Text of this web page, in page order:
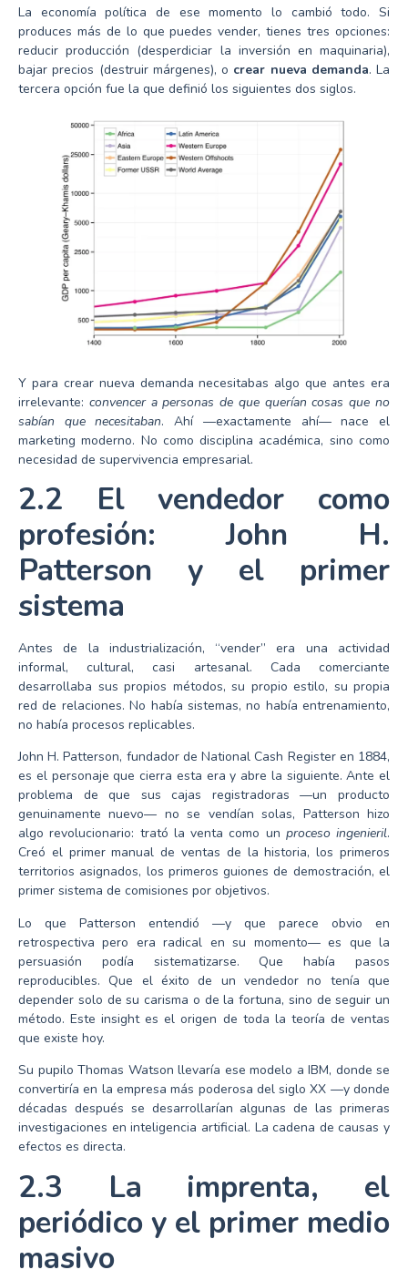
La economía política de ese momento lo cambió todo. Si
produces más de lo que puedes vender, tienes tres opciones:
reducir producción (desperdiciar la inversión en maquinaria),
bajar precios (destruir márgenes), o crear nueva demanda. La
tercera opción fue la que definió los siguientes dos siglos.
Y para crear nueva demanda necesitabas algo que antes era
irrelevante: convencer a personas de que querían cosas que no
sabían que necesitaban. Ahí —exactamente ahí— nace el
marketing moderno. No como disciplina académica, sino como
necesidad de supervivencia empresarial.
2.2 El vendedor como
profesión: John H.
Patterson y el primer
sistema
Antes de la industrialización, “vender” era una actividad
informal, cultural, casi artesanal. Cada comerciante
desarrollaba sus propios métodos, su propio estilo, su propia
red de relaciones. No había sistemas, no había entrenamiento,
no había procesos replicables.
John H. Patterson, fundador de National Cash Register en 1884,
es el personaje que cierra esta era y abre la siguiente. Ante el
problema de que sus cajas registradoras —un producto
genuinamente nuevo— no se vendían solas, Patterson hizo
algo revolucionario: trató la venta como un proceso ingenieril.
Creó el primer manual de ventas de la historia, los primeros
territorios asignados, los primeros guiones de demostración, el
primer sistema de comisiones por objetivos.
Lo que Patterson entendió —y que parece obvio en
retrospectiva pero era radical en su momento— es que la
persuasión podía sistematizarse. Que había pasos
reproducibles. Que el éxito de un vendedor no tenía que
depender solo de su carisma o de la fortuna, sino de seguir un
método. Este insight es el origen de toda la teoría de ventas
que existe hoy.
Su pupilo Thomas Watson llevaría ese modelo a IBM, donde se
convertiría en la empresa más poderosa del siglo XX —y donde
décadas después se desarrollarían algunas de las primeras
investigaciones en inteligencia artificial. La cadena de causas y
efectos es directa.
2.3 La imprenta, el
periódico y el primer medio
masivo